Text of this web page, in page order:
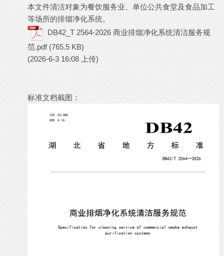
本文件清洁对象为餐饮服务业、单位公共食堂及食品加工
等场所的排烟净化系统。
DB42_T 2564-2026 商业排烟净化系统清洁服务规
范.pdf (765.5 KB)
(2026-6-3 16:08 上传)
标准文档截图：